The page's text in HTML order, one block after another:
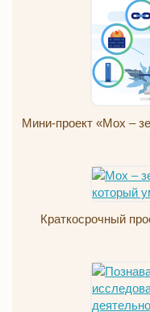
Мини-проект «Мох –
Краткосрочный